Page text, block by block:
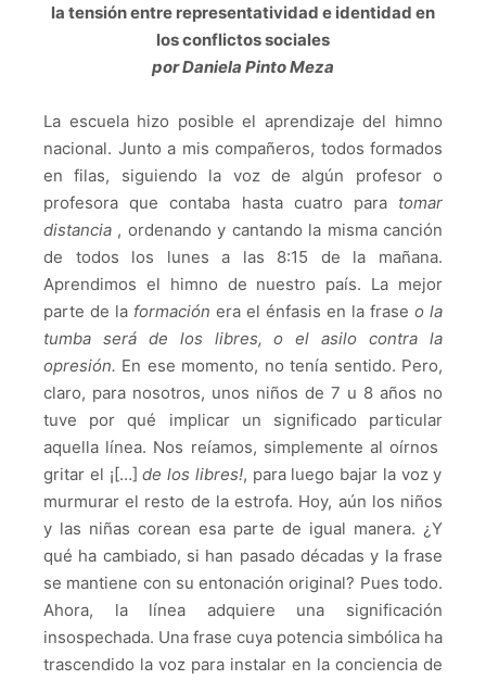
la tensión entre representatividad e identidad en
los conflictos sociales
por Daniela Pinto Meza
La escuela hizo posible el aprendizaje del himno
nacional. Junto a mis compañeros, todos formados
en filas, siguiendo la voz de algún profesor o
profesora que contaba hasta cuatro para tomar
distancia , ordenando y cantando la misma canción
de todos los lunes a las 8:15 de la mañana.
Aprendimos el himno de nuestro país. La mejor
parte de la formación era el énfasis en la frase o la
tumba será de los libres, o el asilo contra la
opresión. En ese momento, no tenía sentido. Pero,
claro, para nosotros, unos niños de 7 u 8 años no
tuve por qué implicar un significado particular
aquella línea. Nos reíamos, simplemente al oírnos
gritar el ¡[…]de los libres!, para luego bajar la voz y
murmurar el resto de la estrofa. Hoy, aún los niños
y las niñas corean esa parte de igual manera. ¿Y
qué ha cambiado, si han pasado décadas y la frase
se mantiene con su entonación original? Pues todo.
Ahora, la línea adquiere una significación
insospechada. Una frase cuya potencia simbólica ha
trascendido la voz para instalar en la conciencia de